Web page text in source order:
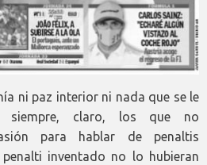
ni paz interior ni nada que se le
siempre, claro, los que no
para hablar de penaltis
inventado no lo hubieran